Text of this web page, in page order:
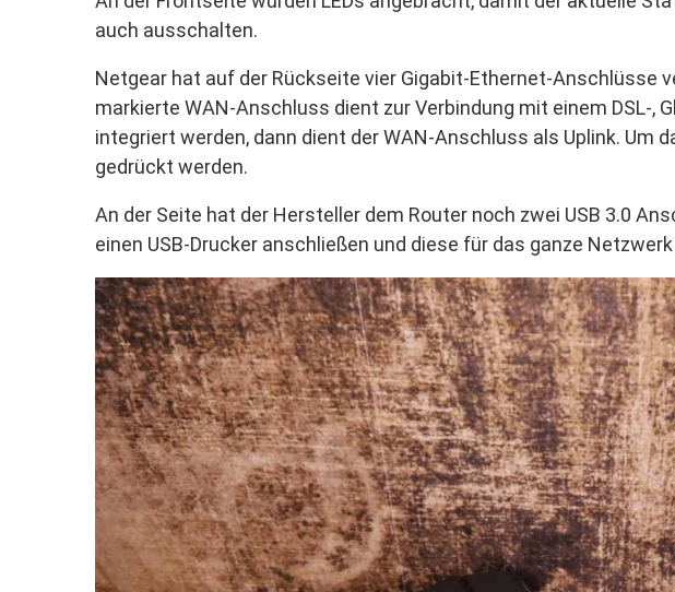
auch ausschalten.
Netgear hat auf der Rückseite vier Gigabit-Ethernet-Anschlüsse
markierte WAN-Anschluss dient zur Verbindung mit einem DSL-
integriert werden, dann dient der WAN-Anschluss als Uplink.
gedrückt werden.
An der Seite hat der Hersteller dem Router noch zwei USB 3.0
einen USB-Drucker anschließen und diese für das ganze